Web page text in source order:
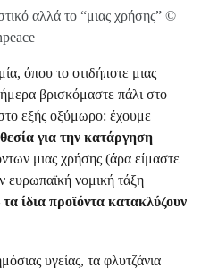
αλλά το “μιας χρήσης” ©
όπου το οτιδήποτε μιας
βρισκόμαστε πάλι στο
εξής οξύμωρο: έχουμε
για την κατάργηση
μιας χρήσης (άρα είμαστε
ευρωπαϊκή νομική τάξη
ίδια προϊόντα κατακλύζουν
υγείας, τα φλυτζάνια